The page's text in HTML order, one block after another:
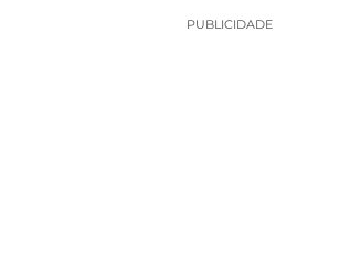
PUBLICIDADE